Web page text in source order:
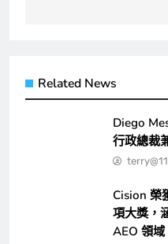
Related News
Diego
行政總裁
Cision 榮
項大獎，
AEO 領域